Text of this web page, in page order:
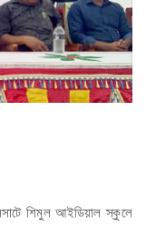
শিমুল আইডিয়াল স্কুলে